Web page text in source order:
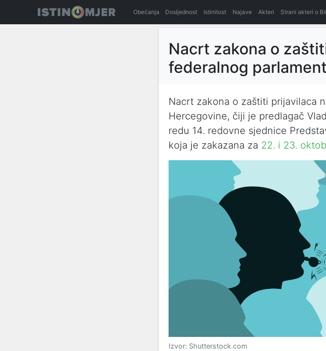
Obećanja Dosljednost Istinitost Najave Akteri Strani akteri o
Nacrt zakona o
federalnog
Nacrt zakona o zaštiti prijavilaca
Hercegovine, čiji je predlagač
redu 14. redovne sjednice
koja je zakazana za 22. i 23.
Izvor: Shutterstock.com